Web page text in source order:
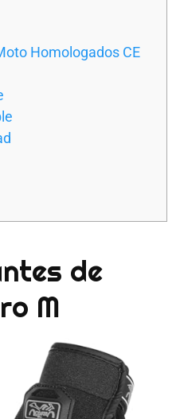
Homologados CE
de
M